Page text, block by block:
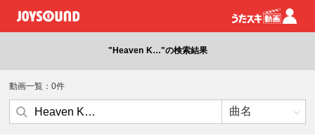
"Heaven K…"の検索結果
動画一覧：0件